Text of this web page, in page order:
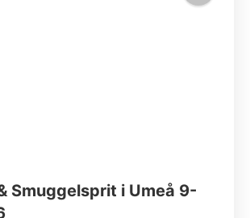
Smuggelsprit i Umeå 9-